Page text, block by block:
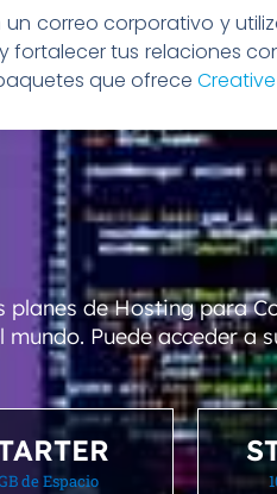
un correo corporativo y
fortalecer tus relaciones
que ofrece
planes de Hosting para
mundo. Puede acceder a
de Espacio